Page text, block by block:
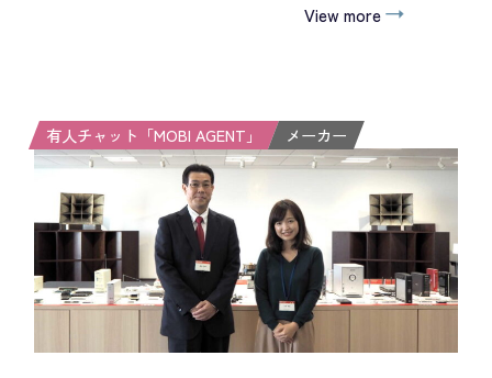
View more
有人チャット「MOBI AGENT」 メーカー